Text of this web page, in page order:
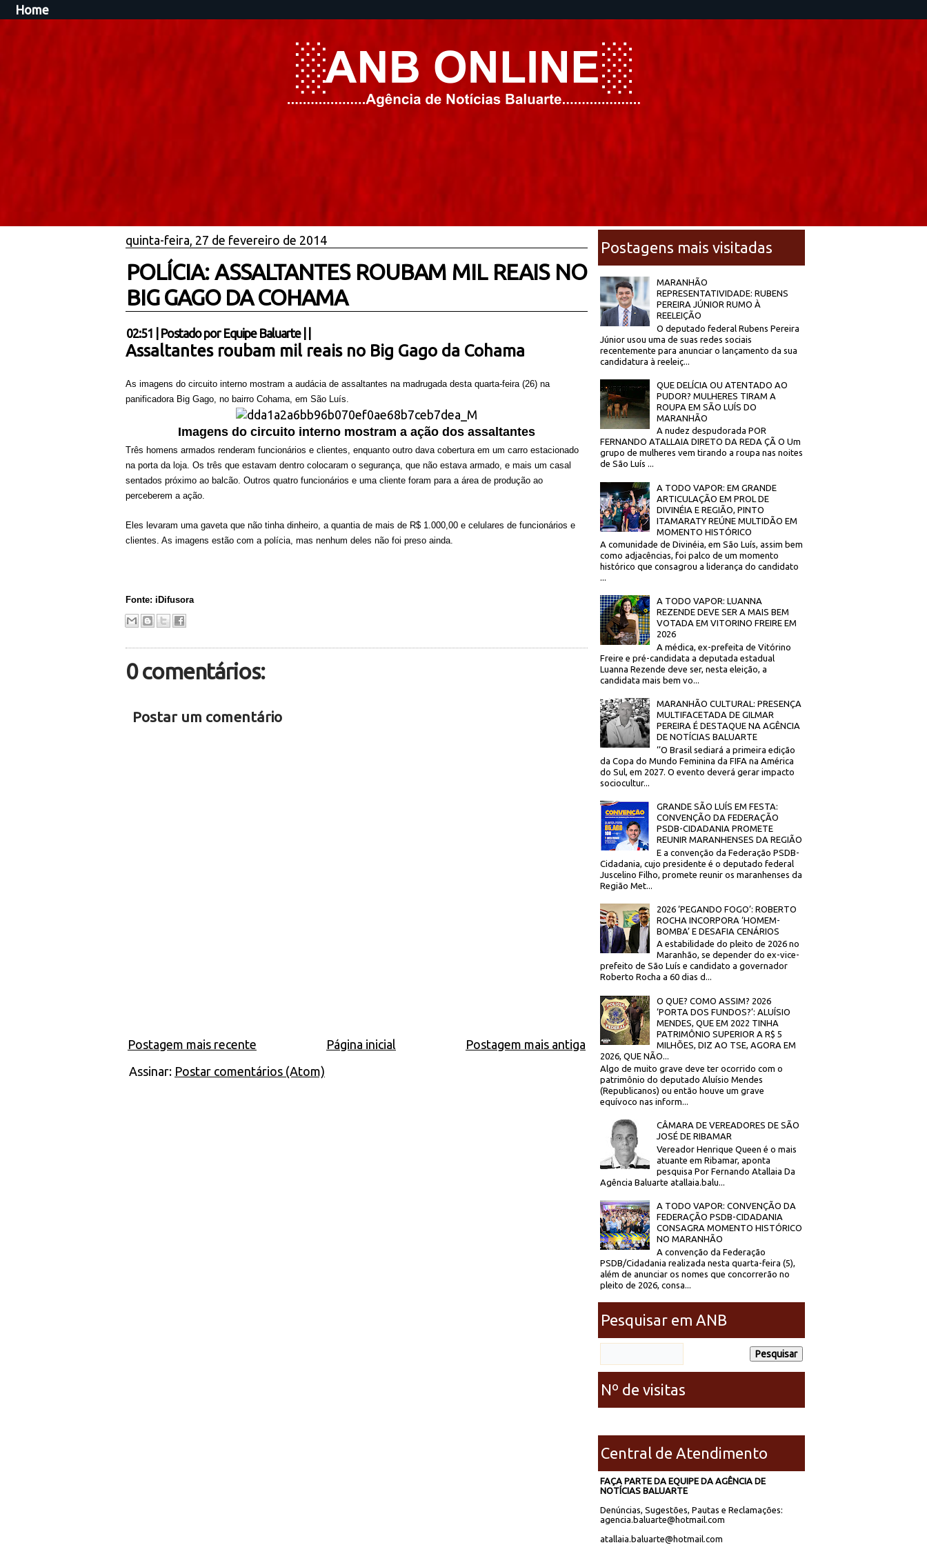
Home
quinta-feira, 27 de fevereiro de 2014
POLÍCIA: ASSALTANTES ROUBAM MIL REAIS NO
BIG GAGO DA COHAMA
02:51 Postado por Equipe Baluarte
Assaltantes roubam mil reais no Big Gago da Cohama
As imagens do circuito interno mostram a audácia de assaltantes na madrugada desta quarta-feira (26) na
panificadora Big Gago, no bairro Cohama, em São Luís.
Imagens do circuito interno mostram a ação dos assaltantes
Três homens armados renderam funcionários e clientes, enquanto outro dava cobertura em um carro estacionado
na porta da loja. Os três que estavam dentro colocaram o segurança, que não estava armado, e mais um casal
sentados próximo ao balcão. Outros quatro funcionários e uma cliente foram para a área de produção ao
perceberem a ação.
Eles levaram uma gaveta que não tinha dinheiro, a quantia de mais de R$ 1.000,00 e celulares de funcionários e
clientes. As imagens estão com a polícia, mas nenhum deles não foi preso ainda.
Fonte: iDifusora
0 comentários:
Postar um comentário
Postagem mais recente Postagem mais antiga
Página inicial
Assinar: Postar comentários (Atom)
Postagens mais visitadas
MARANHÃO
REPRESENTATIVIDADE: RUBENS
PEREIRA JÚNIOR RUMO À
REELEIÇÃO
O deputado federal Rubens Pereira
Júnior usou uma de suas redes sociais
recentemente para anunciar o lançamento da sua
candidatura à reeleiç...
QUE DELÍCIA OU ATENTADO AO
PUDOR? MULHERES TIRAM A
ROUPA EM SÃO LUÍS DO
MARANHÃO
A nudez despudorada POR
FERNANDO ATALLAIA DIRETO DA REDA ÇÃ O Um
grupo de mulheres vem tirando a roupa nas noites
de São Luís ...
A TODO VAPOR: EM GRANDE
ARTICULAÇÃO EM PROL DE
DIVINÉIA E REGIÃO, PINTO
ITAMARATY REÚNE MULTIDÃO EM
MOMENTO HISTÓRICO
A comunidade de Divinéia, em São Luís, assim bem
como adjacências, foi palco de um momento
histórico que consagrou a liderança do candidato
...
A TODO VAPOR: LUANNA
REZENDE DEVE SER A MAIS BEM
VOTADA EM VITORINO FREIRE EM
2026
A médica, ex-prefeita de Vitórino
Freire e pré-candidata a deputada estadual
Luanna Rezende deve ser, nesta eleição, a
candidata mais bem vo...
MARANHÃO CULTURAL: PRESENÇA
MULTIFACETADA DE GILMAR
PEREIRA É DESTAQUE NA AGÊNCIA
DE NOTÍCIAS BALUARTE
‘’O Brasil sediará a primeira edição
da Copa do Mundo Feminina da FIFA na América
do Sul, em 2027. O evento deverá gerar impacto
sociocultur...
GRANDE SÃO LUÍS EM FESTA:
CONVENÇÃO DA FEDERAÇÃO
PSDB-CIDADANIA PROMETE
REUNIR MARANHENSES DA REGIÃO
E a convenção da Federação PSDB-
Cidadania, cujo presidente é o deputado federal
Juscelino Filho, promete reunir os maranhenses da
Região Met...
2026 ‘PEGANDO FOGO’: ROBERTO
ROCHA INCORPORA ‘HOMEM-
BOMBA’ E DESAFIA CENÁRIOS
A estabilidade do pleito de 2026 no
Maranhão, se depender do ex-vice-
prefeito de São Luís e candidato a governador
Roberto Rocha a 60 dias d...
O QUE? COMO ASSIM? 2026
‘PORTA DOS FUNDOS?’: ALUÍSIO
MENDES, QUE EM 2022 TINHA
PATRIMÔNIO SUPERIOR A R$ 5
MILHÕES, DIZ AO TSE, AGORA EM
2026, QUE NÃO...
Algo de muito grave deve ter ocorrido com o
patrimônio do deputado Aluísio Mendes
(Republicanos) ou então houve um grave
equívoco nas inform...
CÂMARA DE VEREADORES DE SÃO
JOSÉ DE RIBAMAR
Vereador Henrique Queen é o mais
atuante em Ribamar, aponta
pesquisa Por Fernando Atallaia Da
Agência Baluarte atallaia.balu...
A TODO VAPOR: CONVENÇÃO DA
FEDERAÇÃO PSDB-CIDADANIA
CONSAGRA MOMENTO HISTÓRICO
NO MARANHÃO
A convenção da Federação
PSDB/Cidadania realizada nesta quarta-feira (5),
além de anunciar os nomes que concorrerão no
pleito de 2026, consa...
Pesquisar em ANB
Nº de visitas
Central de Atendimento
FAÇA PARTE DA EQUIPE DA AGÊNCIA DE
NOTÍCIAS BALUARTE
Denúncias, Sugestões, Pautas e Reclamações:
agencia.baluarte@hotmail.com
atallaia.baluarte@hotmail.com